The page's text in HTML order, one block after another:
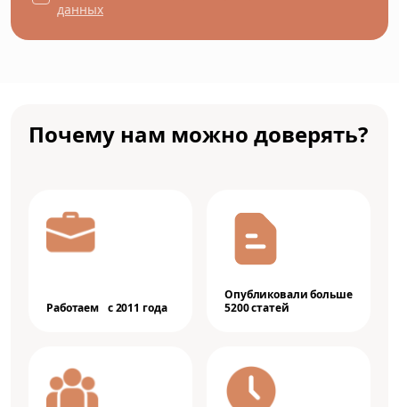
данных
Почему нам можно доверять?
Работаем с 2011 года
Опубликовали больше
5200 статей